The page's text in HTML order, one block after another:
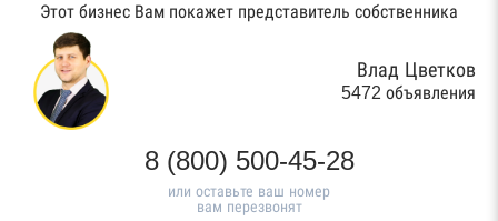
Этот бизнес Вам покажет представитель собственника
Влад Цветков
5472 объявления
8 (800) 500-45-28
или оставьте ваш номер
вам перезвонят